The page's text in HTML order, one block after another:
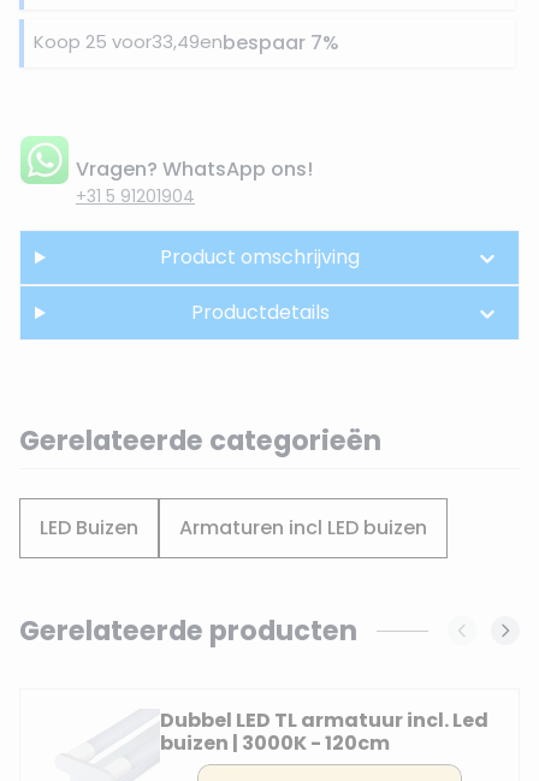
Koop 25 voor33,49enbespaar 7%
Vragen? WhatsApp ons!
+31 5 91201904
Product omschrijving
Productdetails
Gerelateerde categorieën
LED Buizen Armaturen incl LED buizen
Navigating through the elements of the carousel is
Press to skip carousel
Gerelateerde producten
Dubbel LED TL armatuur incl. Led
buizen | 3000K - 120cm